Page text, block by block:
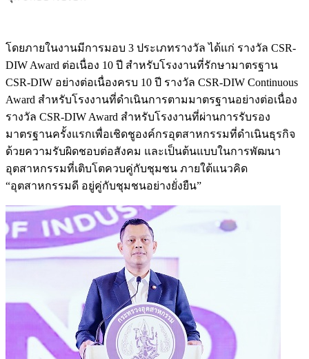
โดยภายในงานมีการมอบ 3 ประเภทรางวัล ได้แก่ รางวัล CSR-
DIW Award ต่อเนื่อง 10 ปี สำหรับโรงงานที่รักษามาตรฐาน
CSR-DIW อย่างต่อเนื่องครบ 10 ปี รางวัล CSR-DIW Continuous
Award สำหรับโรงงานที่ดำเนินการตามมาตรฐานอย่างต่อเนื่อง
รางวัล CSR-DIW Award สำหรับโรงงานที่ผ่านการรับรอง
มาตรฐานครั้งแรกเพื่อเชิดชูองค์กรอุตสาหกรรมที่ดำเนินธุรกิจ
ด้วยความรับผิดชอบต่อสังคม และเป็นต้นแบบในการพัฒนา
อุตสาหกรรมที่เติบโตควบคู่กับชุมชน ภายใต้แนวคิด
“อุตสาหกรรมดี อยู่คู่กับชุมชนอย่างยั่งยืน”